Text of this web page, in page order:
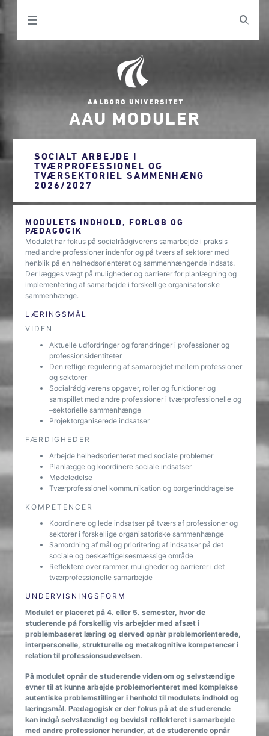
AAU MODULER
SOCIALT ARBEJDE I
TVÆRPROFESSIONEL OG
TVÆRSEKTORIEL SAMMENHÆNG
2026/2027
MODULETS INDHOLD, FORLØB OG
PÆDAGOGIK
Modulet har fokus på socialrådgiverens samarbejde i praksis
med andre professioner indenfor og på tværs af sektorer med
henblik på en helhedsorienteret og sammenhængende indsats.
Der lægges vægt på muligheder og barrierer for planlægning og
implementering af samarbejde i forskellige organisatoriske
sammenhænge.
LÆRINGSMÅL
VIDEN
Aktuelle udfordringer og forandringer i professioner og
professionsidentiteter
Den retlige regulering af samarbejdet mellem professioner
og sektorer
Socialrådgiverens opgaver, roller og funktioner og
samspillet med andre professioner i tværprofessionelle og
–sektorielle sammenhænge
Projektorganiserede indsatser
FÆRDIGHEDER
Arbejde helhedsorienteret med sociale problemer
Planlægge og koordinere sociale indsatser
Mødeledelse
Tværprofessionel kommunikation og borgerinddragelse
KOMPETENCER
Koordinere og lede indsatser på tværs af professioner og
sektorer i forskellige organisatoriske sammenhænge
Samordning af mål og prioritering af indsatser på det
sociale og beskæftigelsesmæssige område
Reflektere over rammer, muligheder og barrierer i det
tværprofessionelle samarbejde
UNDERVISNINGSFORM
Modulet er placeret på 4. eller 5. semester, hvor de
studerende på forskellig vis arbejder med afsæt i
problembaseret læring og derved opnår problemorienterede,
interpersonelle, strukturelle og metakognitive kompetencer i
relation til professionsudøvelsen.
På modulet opnår de studerende viden om og selvstændige
evner til at kunne arbejde problemorienteret med komplekse
autentiske problemstillinger i henhold til modulets indhold og
læringsmål. Pædagogisk er der fokus på at de studerende
kan indgå selvstændigt og bevidst reflekteret i samarbejde
med andre professioner herunder, at de studerende opnår